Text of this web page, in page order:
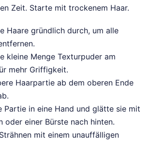
Zeit. Starte mit trockenem Haar.
Haare gründlich durch, um alle
kleine Menge Texturpuder am
mehr Griffigkeit.
Haarpartie ab dem oberen Ende
Partie in eine Hand und glätte sie mit
oder einer Bürste nach hinten.
mit einem unauffälligen